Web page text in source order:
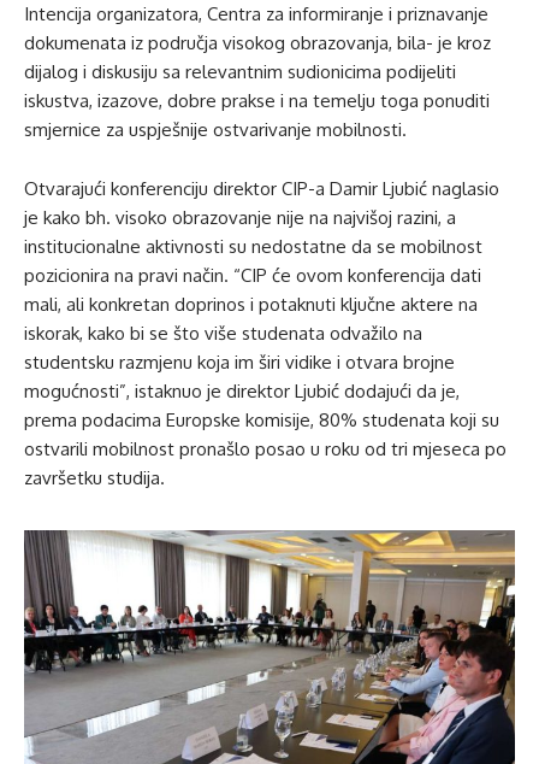
Intencija organizatora, Centra za informiranje i priznavanje
dokumenata iz područja visokog obrazovanja, bila- je kroz
dijalog i diskusiju sa relevantnim sudionicima podijeliti
iskustva, izazove, dobre prakse i na temelju toga ponuditi
smjernice za uspješnije ostvarivanje mobilnosti.
Otvarajući konferenciju direktor CIP-a Damir Ljubić naglasio
je kako bh. visoko obrazovanje nije na najvišoj razini, a
institucionalne aktivnosti su nedostatne da se mobilnost
pozicionira na pravi način. “CIP će ovom konferencija dati
mali, ali konkretan doprinos i potaknuti ključne aktere na
iskorak, kako bi se što više studenata odvažilo na
studentsku razmjenu koja im širi vidike i otvara brojne
mogućnosti”, istaknuo je direktor Ljubić dodajući da je,
prema podacima Europske komisije, 80% studenata koji su
ostvarili mobilnost pronašlo posao u roku od tri mjeseca po
završetku studija.